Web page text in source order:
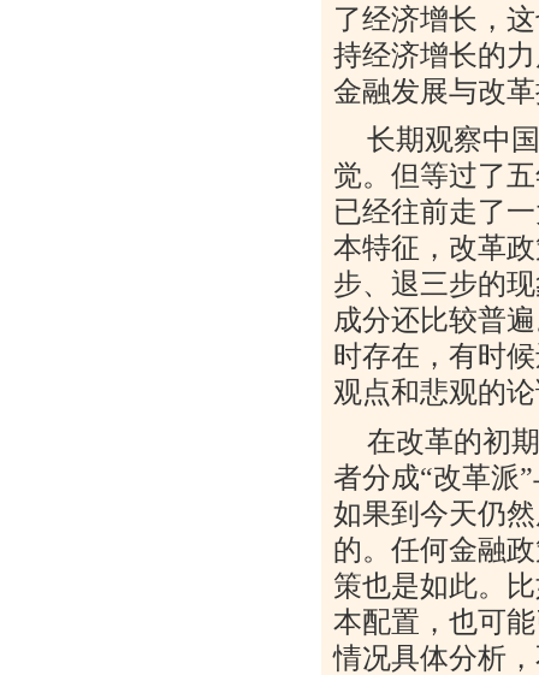
了经济增长，
持经济增长的
金融发展与改
长期观察中
觉。但等过了
已经往前走了
本特征，改革
步、退三步的
成分还比较普
时存在，有时
观点和悲观的
在改革的初
者分成“改革派”
如果到今天仍
的。任何金融
策也是如此。
本配置，也可
情况具体分析